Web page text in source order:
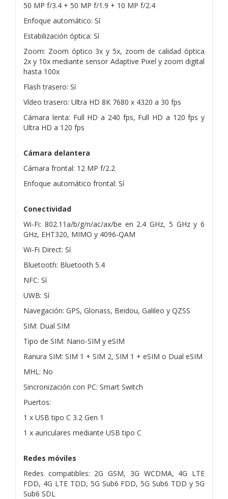
50 MP f/3.4 + 50 MP f/1.9 + 10 MP f/2.4
Enfoque automático: Sí
Estabilización óptica: Sí
Zoom: Zoom óptico 3x y 5x, zoom de calidad óptica
2x y 10x mediante sensor Adaptive Pixel y zoom digital
hasta 100x
Flash trasero: Sí
Vídeo trasero: Ultra HD 8K 7680 x 4320 a 30 fps
Cámara lenta: Full HD a 240 fps, Full HD a 120 fps y
Ultra HD a 120 fps
Cámara delantera
Cámara frontal: 12 MP f/2.2
Enfoque automático frontal: Sí
Conectividad
Wi-Fi: 802.11a/b/g/n/ac/ax/be en 2.4 GHz, 5 GHz y 6
GHz, EHT320, MIMO y 4096-QAM
Wi-Fi Direct: Sí
Bluetooth: Bluetooth 5.4
NFC: Sí
UWB: Sí
Navegación: GPS, Glonass, Beidou, Galileo y QZSS
SIM: Dual SIM
Tipo de SIM: Nano-SIM y eSIM
Ranura SIM: SIM 1 + SIM 2, SIM 1 + eSIM o Dual eSIM
MHL: No
Sincronización con PC: Smart Switch
Puertos:
1 x USB tipo C 3.2 Gen 1
1 x auriculares mediante USB tipo C
Redes móviles
Redes compatibles: 2G GSM, 3G WCDMA, 4G LTE
FDD, 4G LTE TDD, 5G Sub6 FDD, 5G Sub6 TDD y 5G
Sub6 SDL